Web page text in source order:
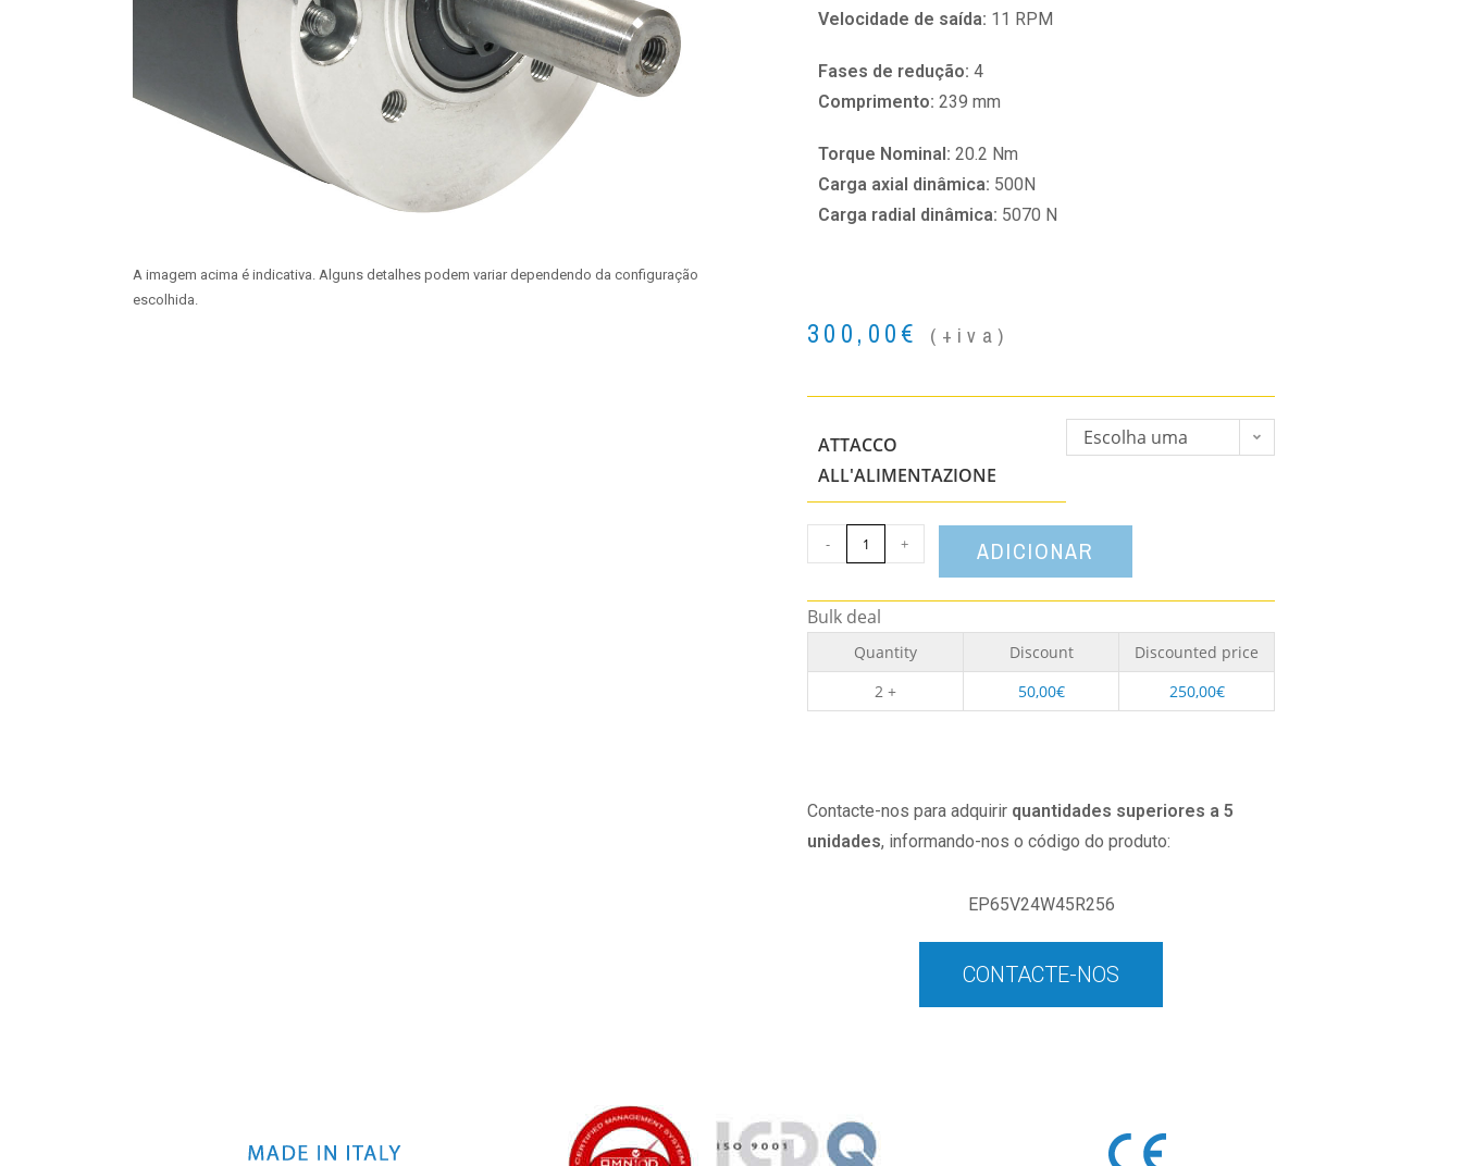
A imagem acima é indicativa. Alguns detalhes podem variar dependendo da configuração
escolhida.
Velocidade de saída: 11 RPM
Fases de redução: 4
Comprimento: 239 mm
Torque Nominal: 20.2 Nm
Carga axial dinâmica: 500N
Carga radial dinâmica: 5070 N
300,00€ (+iva)
ATTACCO
ALL'ALIMENTAZIONE
Escolha uma
- + ADICIONAR
Bulk deal
Quantity Discount
Discounted price
2 +
50,00€ 250,00€
Contacte-nos para adquirir quantidades superiores a 5
unidades, informando-nos o código do produto:
EP65V24W45R256
CONTACTE-NOS